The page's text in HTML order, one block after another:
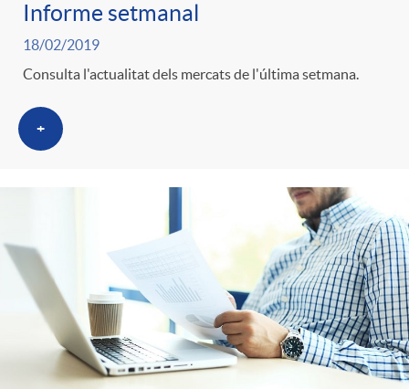
m
i
s
l
t
o
C
a
t
i
n
u
t
s
Informe setmanal
18/02/2019
Consulta l'actualitat dels mercats de l'última setmana.
+